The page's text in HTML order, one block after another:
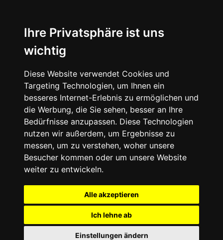
Ihre Privatsphäre ist uns
wichtig
Diese Website verwendet Cookies und
Targeting Technologien, um Ihnen ein
besseres Internet-Erlebnis zu ermöglichen und
die Werbung, die Sie sehen, besser an Ihre
Bedürfnisse anzupassen. Diese Technologien
nutzen wir außerdem, um Ergebnisse zu
messen, um zu verstehen, woher unsere
Besucher kommen oder um unsere Website
weiter zu entwickeln.
Alle akzeptieren
Ich lehne ab
Einstellungen ändern